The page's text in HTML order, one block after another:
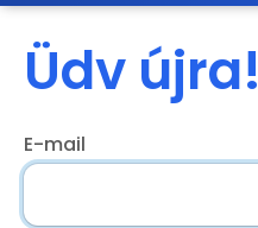
Üdv újra!
E-mail